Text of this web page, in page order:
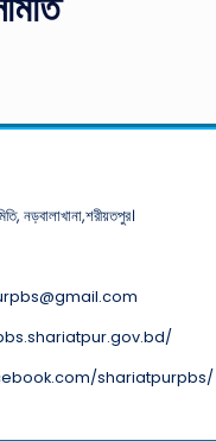
নড়বালাখানা,শরীয়তপুর।
shariatpurpbs/